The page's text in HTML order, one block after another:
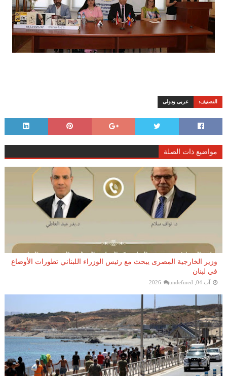
التصنيف: عربى ودولى
مواضيع ذات الصلة
وزير الخارجية المصرى يبحث مع رئيس الوزراء اللبناني تطورات الأوضاع
في لبنان
آب 04, 2026 undefined